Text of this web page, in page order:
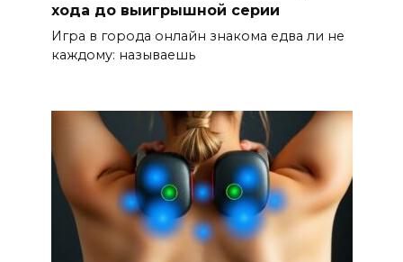
хода до выигрышной серии
Игра в города онлайн знакома едва ли не
каждому: называешь